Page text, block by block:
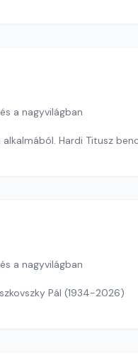
a nagyvilágban
Hardi Titusz
a nagyvilágban
Pál (1934-2026)